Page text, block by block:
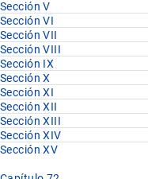
Sección V
Sección VI
Sección VII
Sección VIII
Sección IX
Sección X
Sección XI
Sección XII
Sección XIII
Sección XIV
Sección XV